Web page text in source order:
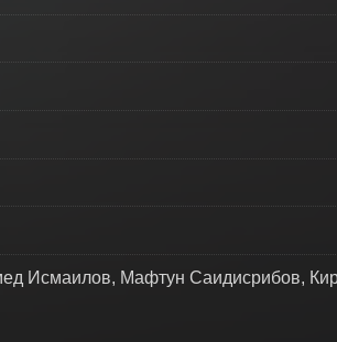
Исмаилов, Мафтун Саидисрибов,